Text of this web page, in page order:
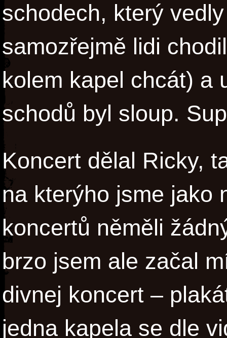
schodech, který
samozřejmě lidi
kolem kapel chcát) a
schodů byl sloup.
Koncert dělal Ricky,
na kterýho jsme jako
koncertů něměli
brzo jsem ale začal
divnej koncert –
jedna kapela se dle